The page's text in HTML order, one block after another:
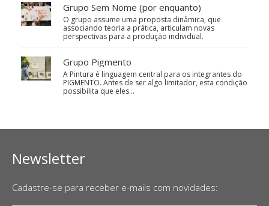
Grupo Sem Nome (por enquanto)
O grupo assume uma proposta dinâmica, que
associando teoria a prática, articulam novas
perspectivas para a produção individual.
Grupo Pigmento
A Pintura é linguagem central para os integrantes do
PIGMENTO. Antes de ser algo limitador, esta condição
possibilita que eles…
Newsletter
Cadastre-se para receber e-mails com novidades: